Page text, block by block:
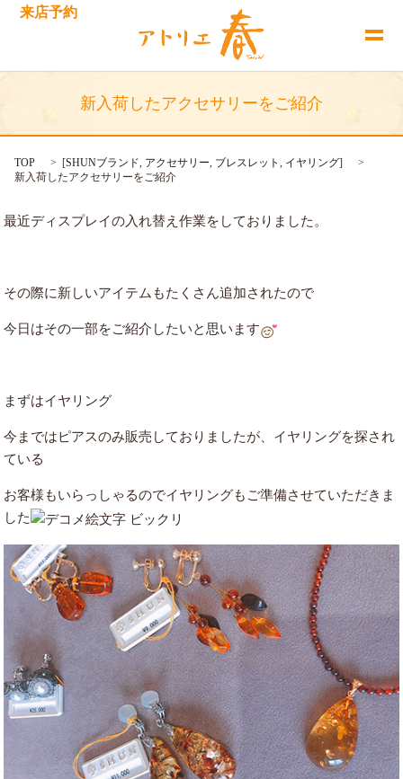
来店予約
新入荷したアクセサリーをご紹介
TOP [SHUNブランド アクセサリー ブレスレット イヤリング]
新入荷したアクセサリーをご紹介
最近ディスプレイの入れ替え作業をしておりました。
その際に新しいアイテムもたくさん追加されたので
今日はその一部をご紹介したいと思います
まずはイヤリング
今まではピアスのみ販売しておりましたが、イヤリングを探され
ている
お客様もいらっしゃるのでイヤリングもご準備させていただきま
した